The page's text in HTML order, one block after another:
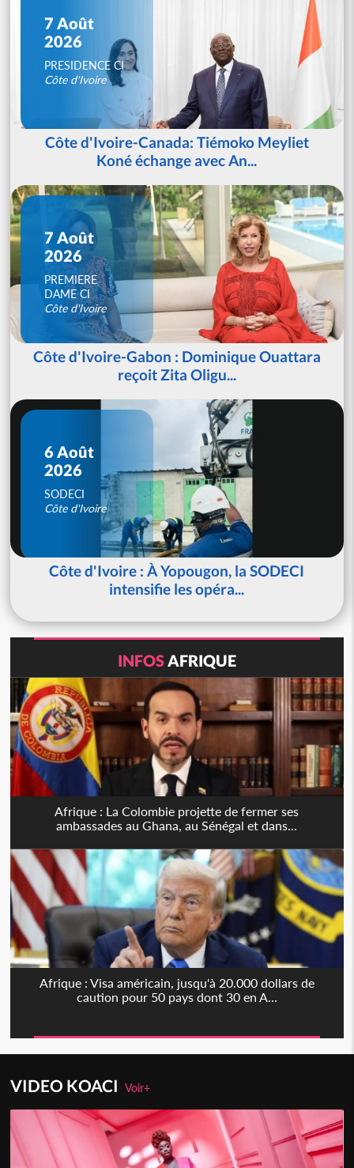
7 Août
2026
PRESIDENCE CI
Côte d'Ivoire
Côte d'Ivoire-Canada: Tiémoko Meyliet
Koné échange avec An...
7 Août
2026
PREMIERE
DAME CI
Côte d'Ivoire
Côte d'Ivoire-Gabon : Dominique Ouattara
reçoit Zita Oligu...
6 Août
2026
SODECI
Côte d'Ivoire
Côte d'Ivoire : À Yopougon, la SODECI
intensifie les opéra...
INFOSAFRIQUE
Afrique : La Colombie projette de fermer ses
ambassades au Ghana, au Sénégal et dans...
Afrique : Visa américain, jusqu'à 20.000 dollars de
caution pour 50 pays dont 30 en A...
VIDEO KOACIVoir+